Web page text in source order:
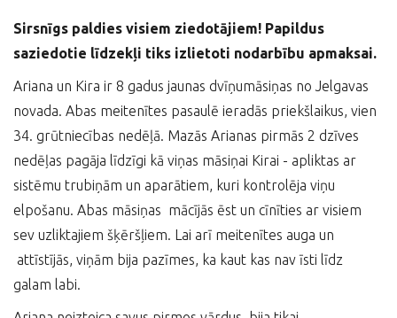
Sirsnīgs paldies visiem ziedotājiem! Papildus
saziedotie līdzekļi tiks izlietoti nodarbību apmaksai.
Ariana un Kira ir 8 gadus jaunas dvīņumāsiņas no Jelgavas
novada. Abas meitenītes pasaulē ieradās priekšlaikus, vien
34. grūtniecības nedēļā. Mazās Arianas pirmās 2 dzīves
nedēļas pagāja līdzīgi kā viņas māsiņai Kirai - apliktas ar
sistēmu trubiņām un aparātiem, kuri kontrolēja viņu
elpošanu. Abas māsiņas mācījās ēst un cīnīties ar visiem
sev uzliktajiem šķēršļiem. Lai arī meitenītes auga un
attīstījās, viņām bija pazīmes, ka kaut kas nav īsti līdz
galam labi.